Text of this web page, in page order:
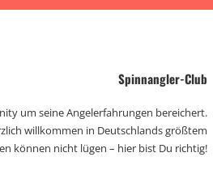
Spinnangler-Club
um seine Angelerfahrungen bereichert.
willkommen in Deutschlands größtem
können nicht lügen – hier bist Du richtig!